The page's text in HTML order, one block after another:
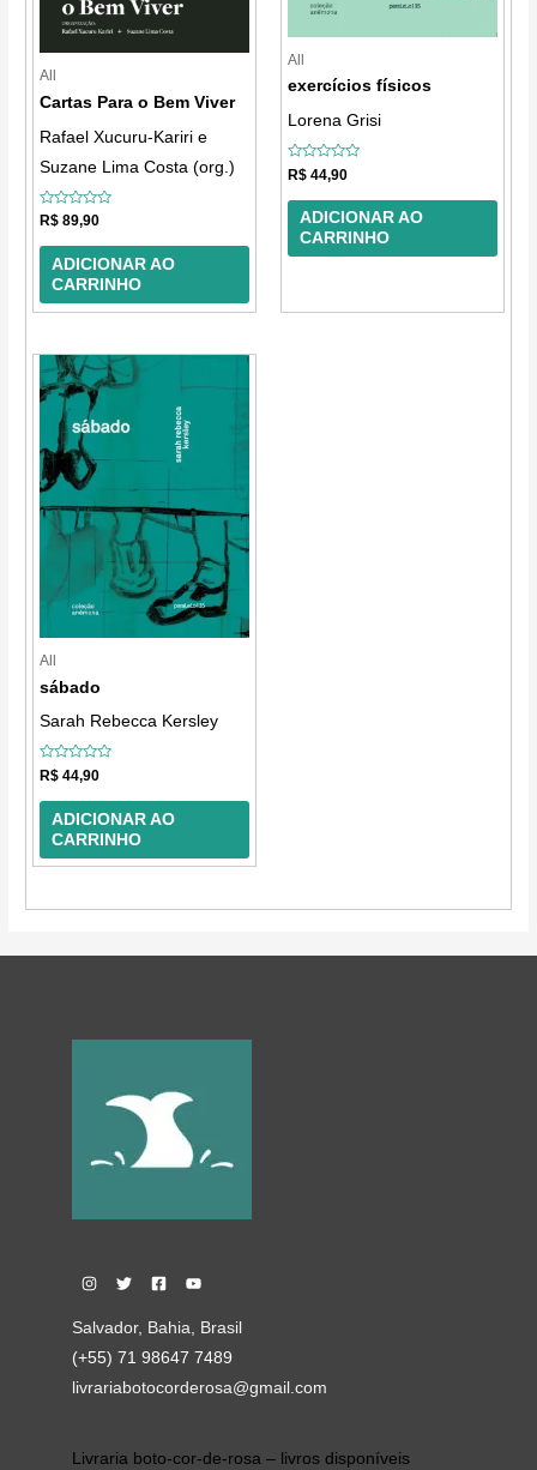
All
Cartas Para o Bem Viver
Rafael Xucuru-Kariri e
Suzane Lima Costa (org.)
Avaliação
0
de
R$ 89,90
ADICIONAR AO
CARRINHO
All
exercícios físicos
Lorena Grisi
Avaliação
0
de
R$ 44,90
ADICIONAR AO
CARRINHO
All
sábado
Sarah Rebecca Kersley
Avaliação
0
de
R$ 44,90
ADICIONAR AO
CARRINHO
Salvador, Bahia, Brasil
(+55) 71 98647 7489
livrariabotocorderosa@gmail.com
Livraria boto-cor-de-rosa – livros disponíveis